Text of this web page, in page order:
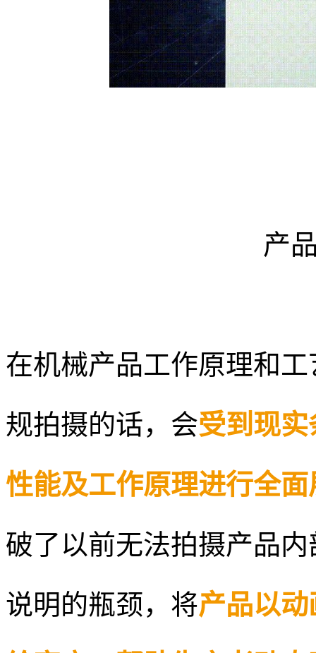
产
在机械产品工作原理和
规拍摄的话，会受到现
性能及工作原理进行全面
破了以前无法拍摄产品
说明的瓶颈，将产品以